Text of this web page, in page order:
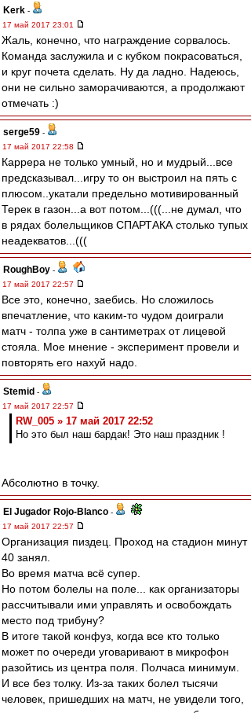
Kerk -
17 май 2017 23:01
Жаль, конечно, что награждение сорвалось.
Команда заслужила и с кубком покрасоваться,
и круг почета сделать. Ну да ладно. Надеюсь,
они не сильно заморачиваются, а продолжают
отмечать :)
serge59 -
17 май 2017 22:58
Каррера не только умный, но и мудрый...все
предсказывал...игру то он выстроил на пять с
плюсом..укатали предельно мотивированный
Терек в газон...а вот потом...(((...не думал, что
в рядах болельщиков СПАРТАКА столько тупых
неадекватов...(((
RoughBoy -
17 май 2017 22:57
Все это, конечно, заебись. Но сложилось
впечатление, что каким-то чудом доиграли
матч - толпа уже в сантиметрах от лицевой
стояла. Мое мнение - эксперимент провели и
повторять его нахуй надо.
Stemid -
17 май 2017 22:57
RW_005 » 17 май 2017 22:52
Но это был наш бардак! Это наш праздник !
Абсолютно в точку.
El Jugador Rojo-Blanco -
17 май 2017 22:57
Организация пиздец. Проход на стадион минут
40 занял.
Во время матча всё супер.
Но потом болелы на поле... как организаторы
рассчитывали ими управлять и освобождать
место под трибуну?
В итоге такой конфуз, когда все кто только
может по очереди уговаривают в микрофон
разойтись из центра поля. Полчаса минимум.
И все без толку. Из-за таких болел тысячи
человек, пришедших на матч, не увидели того,